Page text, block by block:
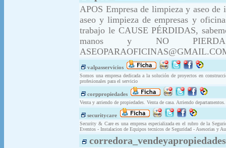
APOS Empresa de limpieza y aseo
aseo y limpieza de empresas y
trabajo le CAUSE PÉRDIDAS,
manos y NO PIERDA
valpasservicios
Somos una empresa dedicada a la solución de proyectos en
profesionales para el servicio
corppropiedades
Venta y arriendo de propiedades. Venta de casa. Arriendo
securitycare
Security & Care es una empresa especializada en el rubro de la
Eventos - Instalacion de Equipos tecnicos de Seguridad - Asesorias y
corredora_vendeyapropiedades